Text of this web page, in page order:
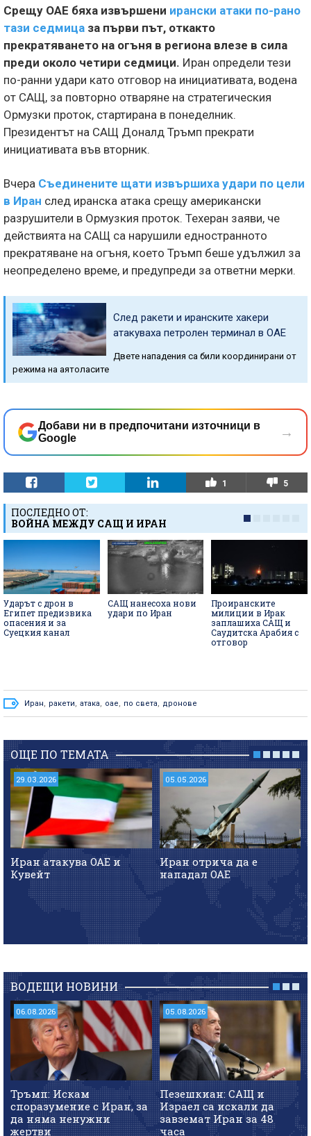
Срещу ОАЕ бяха извършени ирански атаки по-рано
тази седмица за първи път, откакто
прекратяването на огъня в региона влезе в сила
преди около четири седмици. Иран определи тези
по-ранни удари като отговор на инициативата, водена
от САЩ, за повторно отваряне на стратегическия
Ормузки проток, стартирана в понеделник.
Президентът на САЩ Доналд Тръмп прекрати
инициативата във вторник.
Вчера Съединените щати извършиха удари по цели
в Иран след иранска атака срещу американски
разрушители в Ормузкия проток. Техеран заяви, че
действията на САЩ са нарушили едностранното
прекратяване на огъня, което Тръмп беше удължил за
неопределено време, и предупреди за ответни мерки.
След ракети и иранските хакери
атакуваха петролен терминал в ОАЕ
Двете нападения са били координирани от
режима на аятоласите
Добави ни в предпочитани източници в
Google
→
1 5
ПОСЛЕДНО ОТ:
ВОЙНА МЕЖДУ САЩ И ИРАН
Ударът с дрон в
Египет предизвика
опасения и за
Суецкия канал
САЩ нанесоха нови
удари по Иран
Проиранските
милиции в Ирак
заплашиха САЩ и
Саудитска Арабия с
отговор
Иран, ракети, атака, оае, по света, дронове
ОЩЕ ПО ТЕМАТА
29.03.2026
Иран атакува ОАЕ и
Кувейт
05.05.2026
Иран отрича да е
нападал ОАЕ
ВОДЕЩИ НОВИНИ
06.08.2026
Тръмп: Искам
споразумение с Иран, за
да няма ненужни
жертви
05.08.2026
Пезешкиан: САЩ и
Израел са искали да
завземат Иран за 48
часа